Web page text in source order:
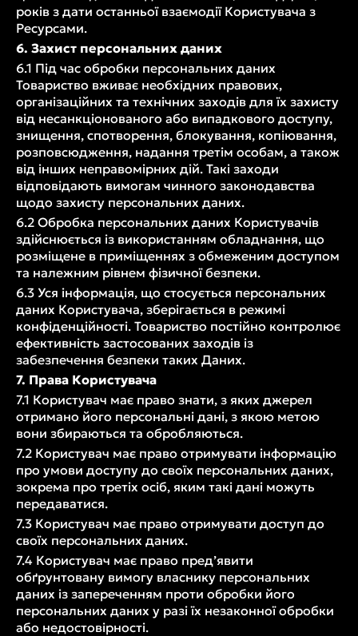
років з дати останньої взаємодії Користувача з
Ресурсами.
6. Захист персональних даних
6.1 Під час обробки персональних даних
Товариство вживає необхідних правових,
організаційних та технічних заходів для їх захисту
від несанкціонованого або випадкового доступу,
знищення, спотворення, блокування, копіювання,
розповсюдження, надання третім особам, а також
від інших неправомірних дій. Такі заходи
відповідають вимогам чинного законодавства
щодо захисту персональних даних.
6.2 Обробка персональних даних Користувачів
здійснюється із використанням обладнання, що
розміщене в приміщеннях з обмеженим доступом
та належним рівнем фізичної безпеки.
6.3 Уся інформація, що стосується персональних
даних Користувача, зберігається в режимі
конфіденційності. Товариство постійно контролює
ефективність застосованих заходів із
забезпечення безпеки таких Даних.
7. Права Користувача
7.1 Користувач має право знати, з яких джерел
отримано його персональні дані, з якою метою
вони збираються та обробляються.
7.2 Користувач має право отримувати інформацію
про умови доступу до своїх персональних даних,
зокрема про третіх осіб, яким такі дані можуть
передаватися.
7.3 Користувач має право отримувати доступ до
своїх персональних даних.
7.4 Користувач має право пред’явити
обґрунтовану вимогу власнику персональних
даних із запереченням проти обробки його
персональних даних у разі їх незаконної обробки
або недостовірності.